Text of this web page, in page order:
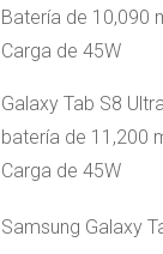
Batería de 10,090
Carga de 45W
Galaxy Tab S8 Ultra
batería de 11,200
Carga de 45W
Samsung Galaxy